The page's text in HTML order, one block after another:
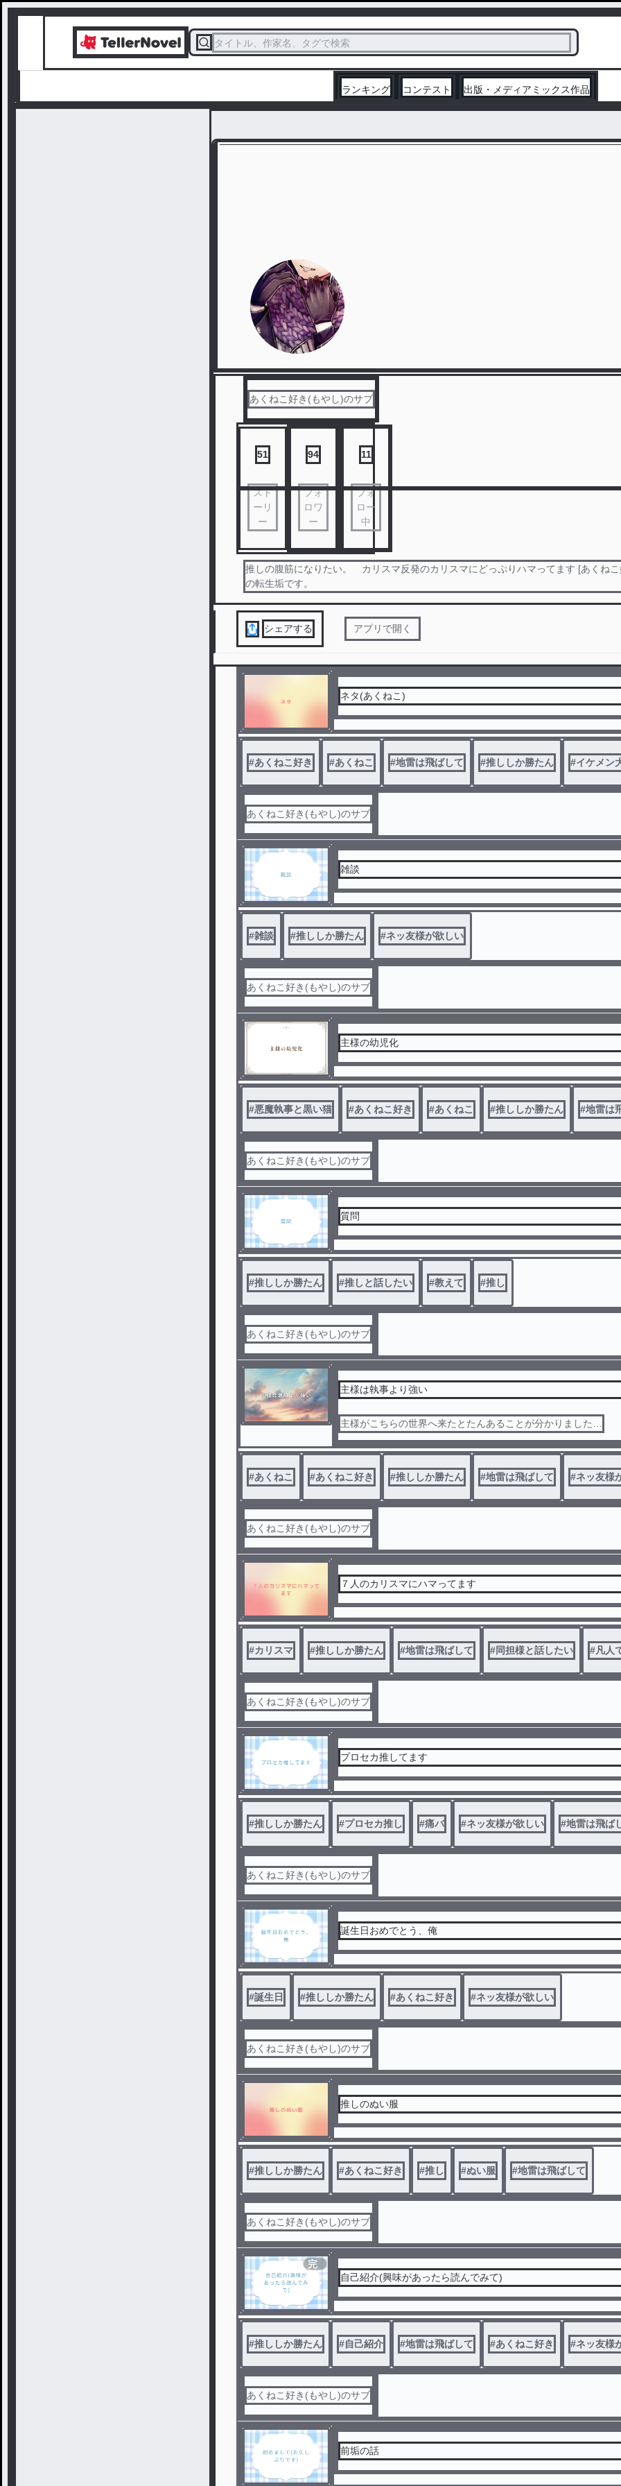
タイトル、作家名、タグで検索
ランキング コンテスト 出版・メディアミックス作品
あくねこ好き(もやし)のサブ
51
スト
ーリ
ー
94
フォ
ロワ
ー
11
フォ
ロー
中
推しの腹筋になりたい。 カリスマ反発のカリスマにどっぷりハマってます [あくね
の転生垢です。
シェアする アプリで開く
ネタ(あくねこ)
#あくねこ好き #あくねこ #地雷は飛ばして #推ししか勝たん #イケメン
あくねこ好き(もやし)のサブ
雑談
#雑談 #推ししか勝たん #ネッ友様が欲しい
あくねこ好き(もやし)のサブ
主様の幼児化
#悪魔執事と黒い猫 #あくねこ好き #あくねこ #推ししか勝たん #地雷は
あくねこ好き(もやし)のサブ
質問
#推ししか勝たん #推しと話したい #教えて #推し
あくねこ好き(もやし)のサブ
主様は執事より強い
主様がこちらの世界へ来たとたんあることが分かりました…
#あくねこ #あくねこ好き #推ししか勝たん #地雷は飛ばして #ネッ友様
あくねこ好き(もやし)のサブ
７人のカリスマにハマってます
#カリスマ #推ししか勝たん #地雷は飛ばして #同担様と話したい #凡人
あくねこ好き(もやし)のサブ
プロセカ推してます
#推ししか勝たん #プロセカ推し #痛バ #ネッ友様が欲しい #地雷は飛ば
あくねこ好き(もやし)のサブ
誕生日おめでとう、俺
#誕生日 #推ししか勝たん #あくねこ好き #ネッ友様が欲しい
あくねこ好き(もやし)のサブ
推しのぬい服
#推ししか勝たん #あくねこ好き #推し #ぬい服 #地雷は飛ばして
あくねこ好き(もやし)のサブ
完
結
自己紹介(興味があったら読んでみて)
#推ししか勝たん #自己紹介 #地雷は飛ばして #あくねこ好き #ネッ友様
あくねこ好き(もやし)のサブ
前垢の話